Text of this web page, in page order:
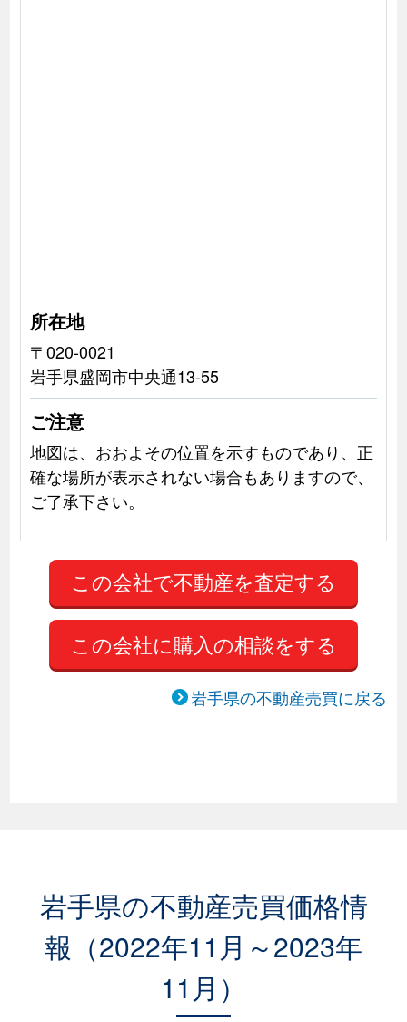
所在地
〒020-0021
岩手県盛岡市中央通13-55
ご注意
地図は、おおよその位置を示すものであり、正
確な場所が表示されない場合もありますので、
ご了承下さい。
この会社に購入の相談をする
岩手県の不動産売買に戻る
岩手県の不動産売買価格情
報（2022年11月～2023年
11月）